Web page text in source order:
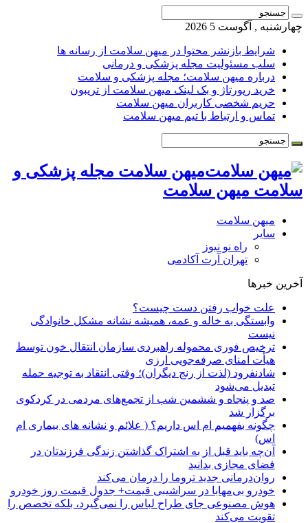
چهارشنبه , آگوست 5 2026
شرایط بازنشر محتوا در میهن سلامت از رسانه ها
سلب مسئولیت مجله پزشکی و درمانی
درباره میهن سلامت؛ مجله پزشکی و سلامت
خرید رپورتاژ و بک لینک میهن سلامت از تریبون
حریم شخصی کاربران میهن سلامت
تماس و ارتباط با تیم میهن سلامت
میهن سلامت مجله پزشکی و
سلامت میهن سلامت
میهن سلامت
سایر
راه نو نیوز
تهران آرت آکادمی
آخرین خبرها
علت خواب رفتن دست چیست؟
وابستگی به خاله و عمه، همیشه نشانه مشکل خانوادگی
نیست
ترخیص فوری محموله راهبردی سازمان انتقال خون توسط
هیأت امنای صرفه‌جویی ارزی
شادنفرود (لذت از رنج دیگران)؛ وقتی انتقاد به توجیه حمله
تبدیل می‌شود
صد و پنجاه‌ و ششمین شب از تجمع‌های مردمی در کردکوی
برگزار شد
چگونه بفهمیم ام اس داریم؟ ( علائم و نشانه های بیماری ام
اس)
آن‌چه باید قبل از به اشتراک گذاشتن زندگی فرزندتان در
فضای مجازی بدانید
روان‌درمانی جدید تروما را درمان می‌کند
خودرو بی‌مهابا در سراشیبی قیمت+ جدول قیمت روز خودرو
هوش مصنوعی جای طراح لباس را نمی‌گیرد، بلکه تخصص را
تقویت می‌کند